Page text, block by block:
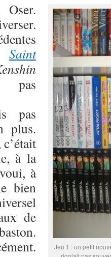
Jeu 1 : un petit
Saint
pas
plus.
à la
à
bien
de